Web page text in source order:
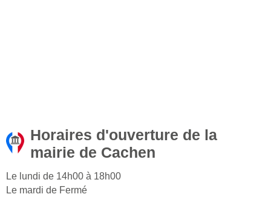
Horaires d'ouverture de la
mairie de Cachen
Le lundi de 14h00 à 18h00
Le mardi de Fermé